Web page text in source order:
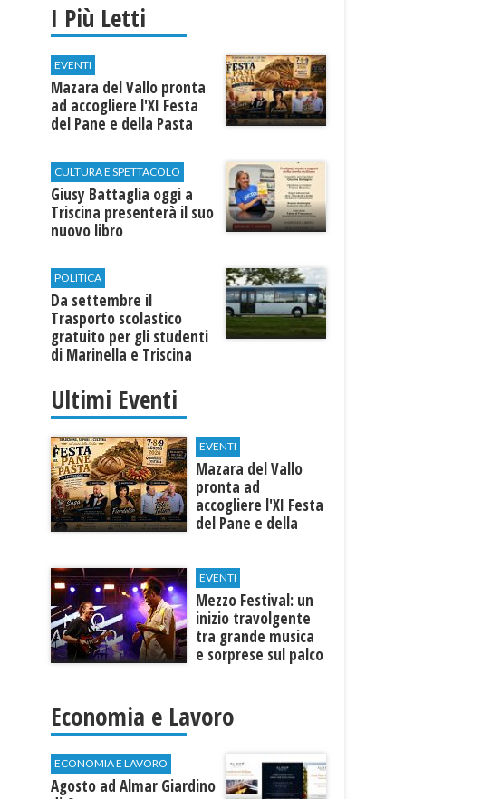
I Più Letti
EVENTI
Mazara del Vallo pronta
ad accogliere l'XI Festa
del Pane e della Pasta
CULTURA E SPETTACOLO
Giusy Battaglia oggi a
Triscina presenterà il suo
nuovo libro
POLITICA
Da settembre il
Trasporto scolastico
gratuito per gli studenti
di Marinella e Triscina
Ultimi Eventi
EVENTI
Mazara del Vallo
pronta ad
accogliere l'XI Festa
del Pane e della
EVENTI
Mezzo Festival: un
inizio travolgente
tra grande musica
e sorprese sul palco
Economia e Lavoro
ECONOMIA E LAVORO
Agosto ad Almar Giardino